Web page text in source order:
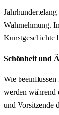
Wahrnehmung.
Kunstgeschichte
Schönheit und
Wie beeinflussen
werden während
und Vorsitzende